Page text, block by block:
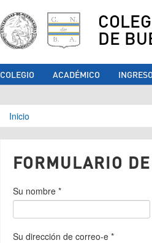
DE
COLEGIO ACADÉMICO INGRESO
Se encuentra
Inicio
FORMULARIO
Su nombre *
Su dirección de correo-e *